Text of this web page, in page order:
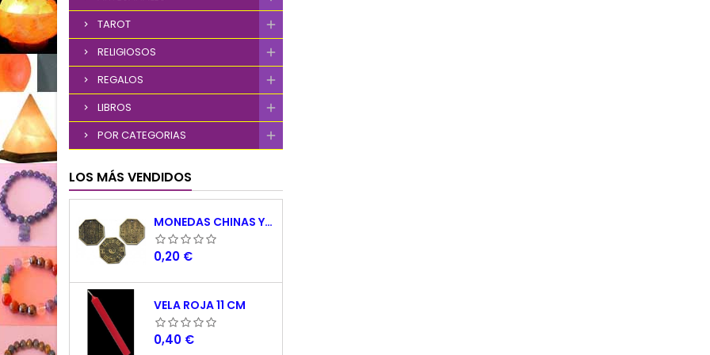
TAROT
RELIGIOSOS
REGALOS
LIBROS
POR CATEGORIAS
LOS MÁS VENDIDOS
MONEDAS CHINAS YING YANG
Precio
0,20 €
VELA ROJA 11 CM
Precio
0,40 €